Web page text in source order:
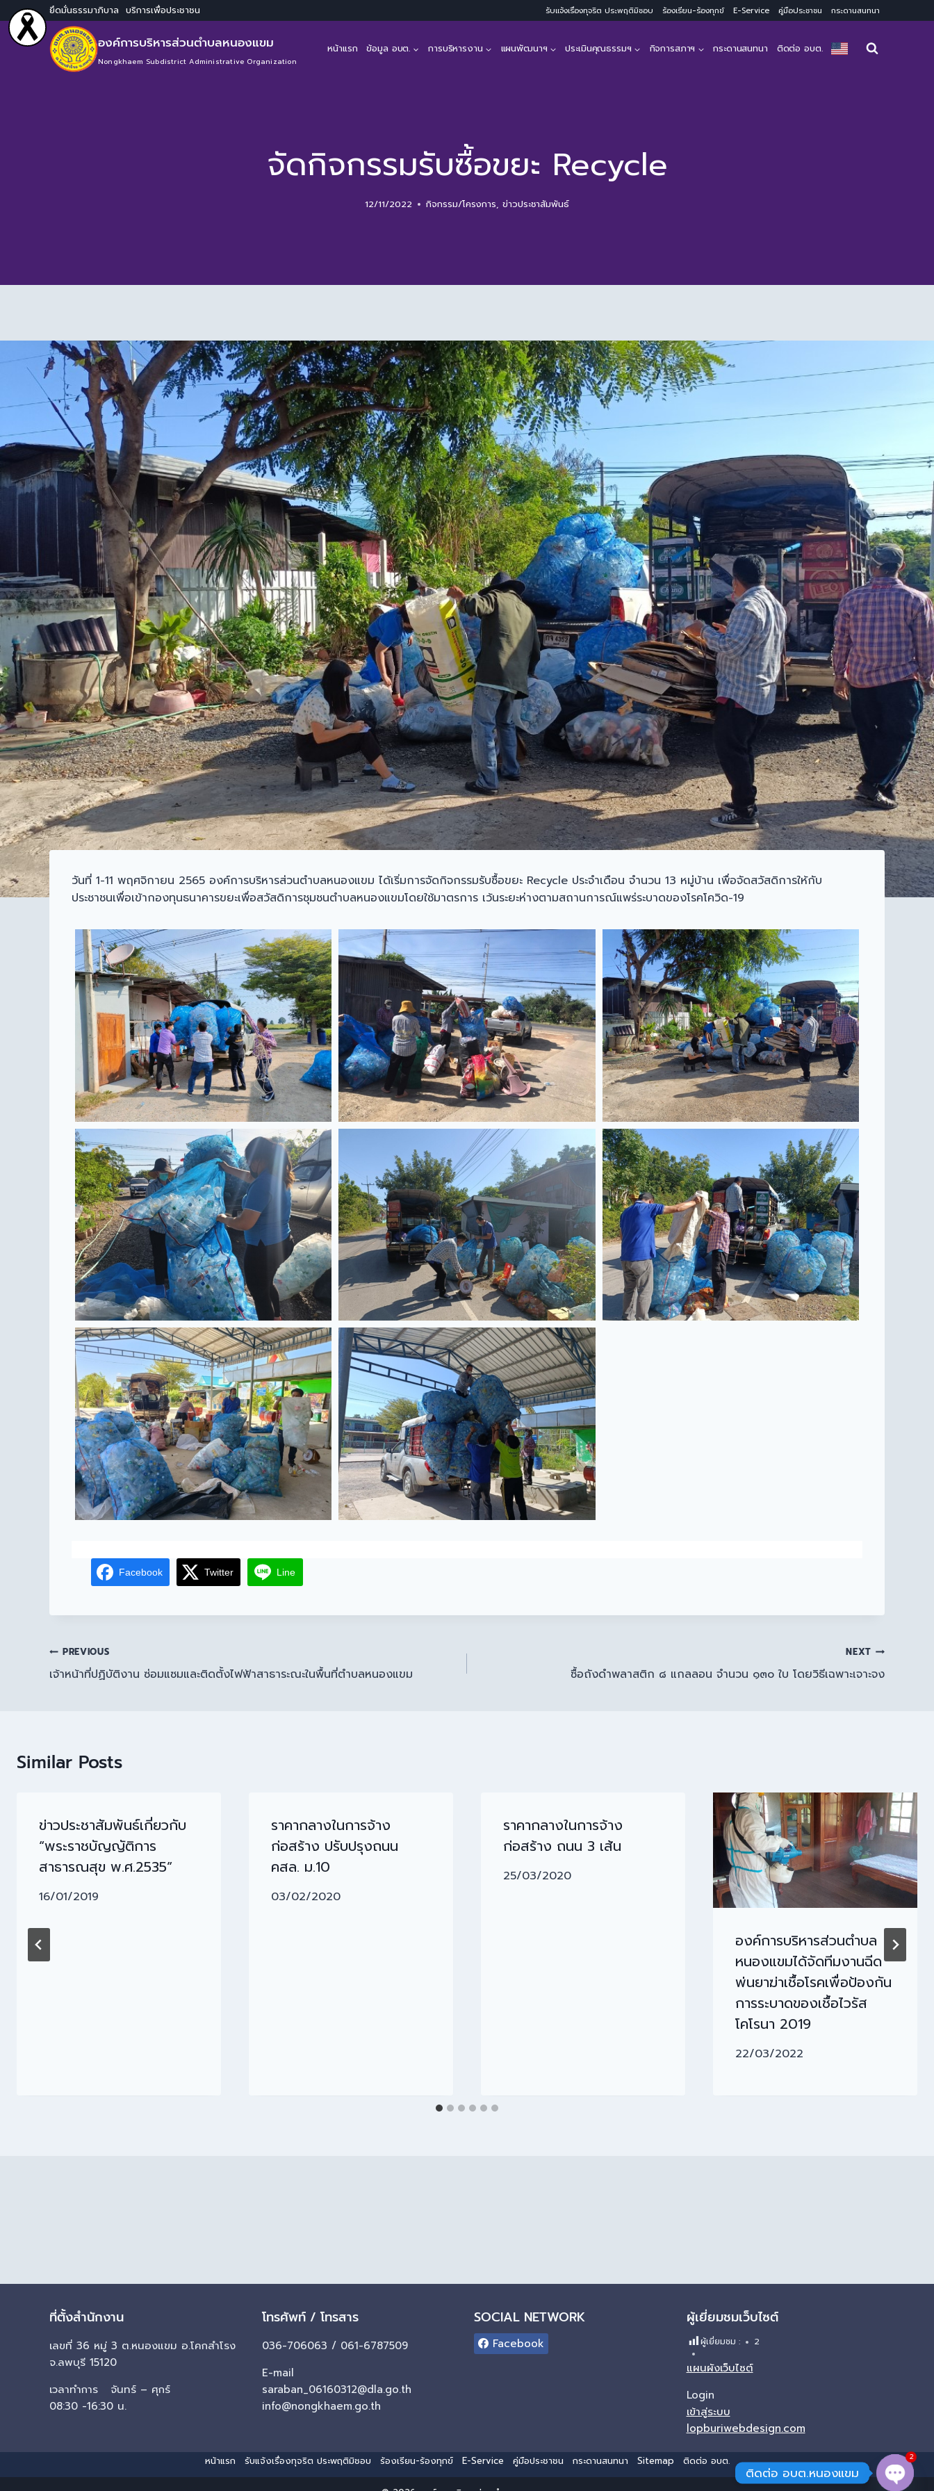
ยึดมั่นธรรมาภิบาล บริการเพื่อประชาชน รับแจ้งเรื่องทุจริต ประพฤติมิชอบ ร้องเรียน-ร้องทุกข์ E-Service คู่มือประชาชน กระดานสนทนา
องค์การบริหารส่วนตำบลหนองแขม
Nongkhaem Subdistrict Administrative Organization
หน้าแรก ข้อมูล อบต. การบริหารงาน แผนพัฒนาฯ ประเมินคุณธรรมฯ กิจการสภาฯ กระดานสนทนา ติดต่อ อบต.
จัดกิจกรรมรับซื้อขยะ Recycle
12/11/2022 กิจกรรม/โครงการ, ข่าวประชาสัมพันธ์
วันที่ 1-11 พฤศจิกายน 2565 องค์การบริหารส่วนตำบลหนองแขม ได้เริ่มการจัดกิจกรรมรับซื้อขยะ Recycle ประจำเดือน จำนวน 13 หมู่บ้าน เพื่อจัดสวัสดิการให้กับ
ประชาชนเพื่อเข้ากองทุนธนาคารขยะเพื่อสวัสดิการชุมชนตำบลหนองแขมโดยใช้มาตรการ เว้นระยะห่างตามสถานการณ์แพร่ระบาดของโรคโควิด-19
Facebook Twitter Line
PREVIOUS
เจ้าหน้าที่ปฏิบัติงาน ซ่อมแซมและติดตั้งไฟฟ้าสาธาระณะในพื้นที่ตำบลหนองแขม
NEXT
ซื้อถังดำพลาสติก ๘ แกลลอน จำนวน ๑๓๐ ใบ โดยวิธีเฉพาะเจาะจง
Similar Posts
ข่าวประชาสัมพันธ์เกี่ยวกับ
“พระราชบัญญัติการ
สาธารณสุข พ.ศ.2535”
16/01/2019
ราคากลางในการจ้าง
ก่อสร้าง ปรับปรุงถนน
คสล. ม.10
03/02/2020
ราคากลางในการจ้าง
ก่อสร้าง ถนน 3 เส้น
25/03/2020
องค์การบริหารส่วนตำบล
หนองแขมได้จัดทีมงานฉีด
พ่นยาฆ่าเชื้อโรคเพื่อป้องกัน
การระบาดของเชื้อไวรัส
โคโรนา 2019
22/03/2022
ที่ตั้งสำนักงาน
เลขที่ 36 หมู่ 3 ต.หนองแขม อ.โคกสำโรง
จ.ลพบุรี 15120
เวลาทำการ จันทร์ – ศุกร์
08:30 -16:30 น.
โทรศัพท์ / โทรสาร
036-706063 / 061-6787509
E-mail
saraban_06160312@dla.go.th
info@nongkhaem.go.th
SOCIAL NETWORK
Facebook
ผู้เยี่ยมชมเว็บไซต์
ผู้เยี่ยมชม : 2
แผนผังเว็บไซต์
Login
เข้าสู่ระบบ
lopburiwebdesign.com
หน้าแรก รับแจ้งเรื่องทุจริต ประพฤติมิชอบ ร้องเรียน-ร้องทุกข์ E-Service คู่มือประชาชน กระดานสนทนา Sitemap ติดต่อ อบต.
ติดต่อ อบต.หนองแขม
2